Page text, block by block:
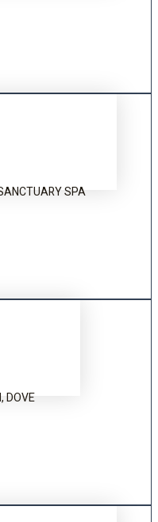
SPA
DOVE